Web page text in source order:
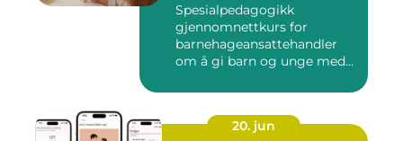
Spesialpedagogikk
gjennomnettkurs for
barnehageansattehandler
om å gi barn og unge med
20. jun